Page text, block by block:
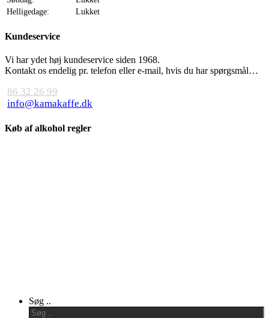
Helligedage:
Lukket
Kundeservice
Vi har ydet høj kundeservice siden 1968.
Kontakt os endelig pr. telefon eller e-mail, hvis du har spørgsmål…
86 32 26 99
info@kamakaffe.dk
Køb af alkohol regler
Menu
Søg ..